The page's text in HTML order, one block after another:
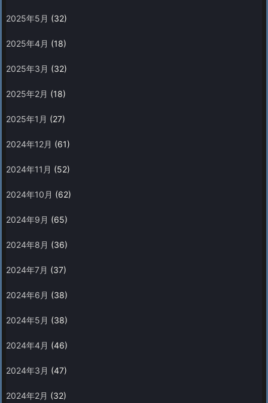
2025年5月 (32)
2025年4月 (18)
2025年3月 (32)
2025年2月 (18)
2025年1月 (27)
2024年12月 (61)
2024年11月 (52)
2024年10月 (62)
2024年9月 (65)
2024年8月 (36)
2024年7月 (37)
2024年6月 (38)
2024年5月 (38)
2024年4月 (46)
2024年3月 (47)
2024年2月 (32)